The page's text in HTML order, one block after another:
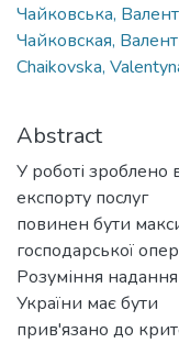
Чайковська,
Чайковская,
Chaikovska,
Abstract
У роботі зроблено
експорту послуг
повинен бути
господарської
Розуміння
України має бути
прив'язано до